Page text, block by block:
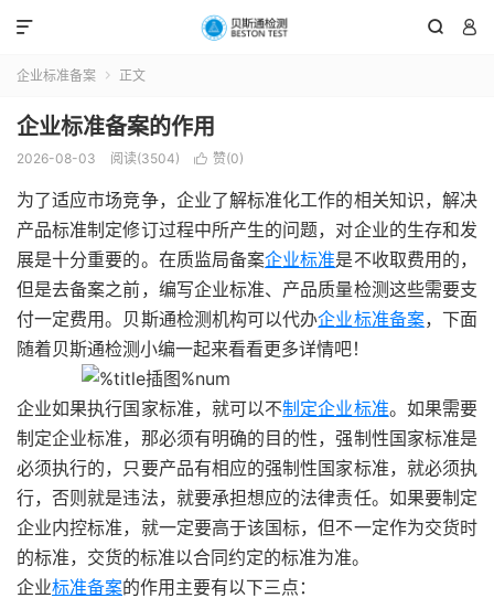
 

企业标准备案  正文
企业标准备案的作用
2026-08-03 阅读(3504)  赞(0)
为了适应市场竞争，企业了解标准化工作的相关知识，解决
产品标准制定修订过程中所产生的问题，对企业的生存和发
展是十分重要的。在质监局备案企业标准是不收取费用的，
但是去备案之前，编写企业标准、产品质量检测这些需要支
付一定费用。贝斯通检测机构可以代办企业标准备案，下面
随着贝斯通检测小编一起来看看更多详情吧！
企业如果执行国家标准，就可以不制定企业标准。如果需要
制定企业标准，那必须有明确的目的性，强制性国家标准是
必须执行的，只要产品有相应的强制性国家标准，就必须执
行，否则就是违法，就要承担想应的法律责任。如果要制定
企业内控标准，就一定要高于该国标，但不一定作为交货时
的标准，交货的标准以合同约定的标准为准。
企业标准备案的作用主要有以下三点：